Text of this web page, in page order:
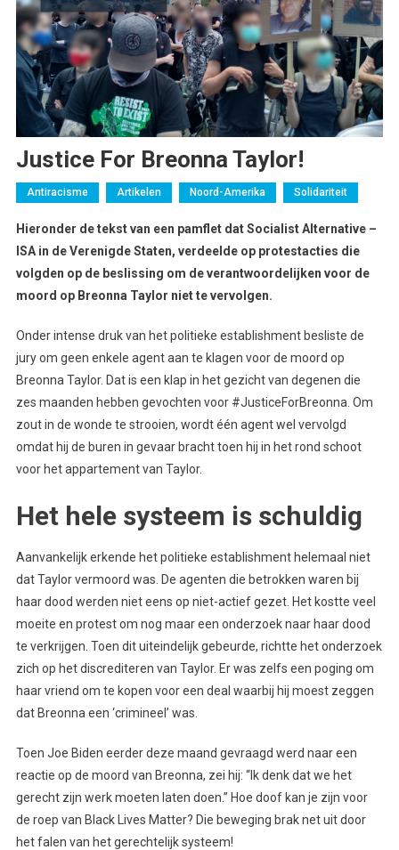
Justice For Breonna Taylor!
Antiracisme Artikelen Noord-Amerika Solidariteit
Hieronder de tekst van een pamflet dat Socialist Alternative –
ISA in de Verenigde Staten, verdeelde op protestacties die
volgden op de beslissing om de verantwoordelijken voor de
moord op Breonna Taylor niet te vervolgen.
Onder intense druk van het politieke establishment besliste de
jury om geen enkele agent aan te klagen voor de moord op
Breonna Taylor. Dat is een klap in het gezicht van degenen die
zes maanden hebben gevochten voor #JusticeForBreonna. Om
zout in de wonde te strooien, wordt één agent wel vervolgd
omdat hij de buren in gevaar bracht toen hij in het rond schoot
voor het appartement van Taylor.
Het hele systeem is schuldig
Aanvankelijk erkende het politieke establishment helemaal niet
dat Taylor vermoord was. De agenten die betrokken waren bij
haar dood werden niet eens op niet-actief gezet. Het kostte veel
moeite en protest om nog maar een onderzoek naar haar dood
te verkrijgen. Toen dit uiteindelijk gebeurde, richtte het onderzoek
zich op het discrediteren van Taylor. Er was zelfs een poging om
haar vriend om te kopen voor een deal waarbij hij moest zeggen
dat Breonna een ‘crimineel’ was.
Toen Joe Biden eerder deze maand gevraagd werd naar een
reactie op de moord van Breonna, zei hij: “Ik denk dat we het
gerecht zijn werk moeten laten doen.” Hoe doof kan je zijn voor
de roep van Black Lives Matter? Die beweging brak net uit door
het falen van het gerechtelijk systeem!